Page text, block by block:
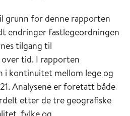
grunn for denne rapporten
endringer fastlegeordningen
tilgang til
tid. I rapporten
i kontinuitet mellom lege og
Analysene er foretatt både
etter de tre geografiske